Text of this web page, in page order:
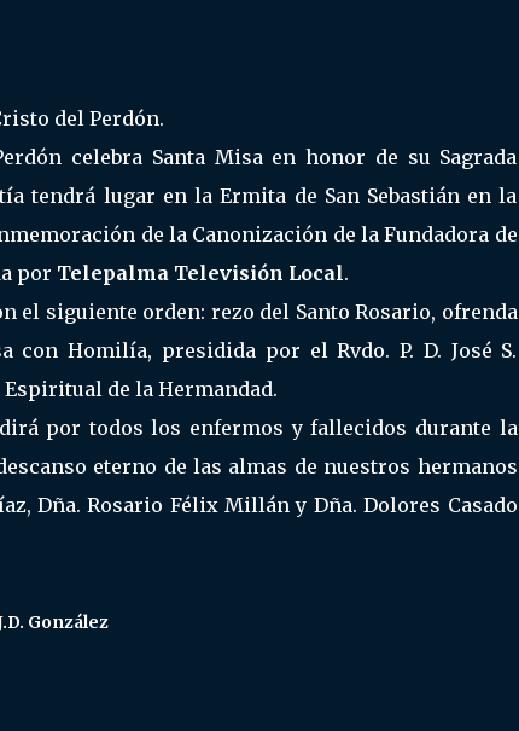
del Perdón.
celebra Santa Misa en honor de su Sagrada
tendrá lugar en la Ermita de San Sebastián en la
de la Canonización de la Fundadora de
por Telepalma Televisión Local.
el siguiente orden: rezo del Santo Rosario, ofrenda
Homilía, presidida por el Rvdo. P. D. José S.
Espiritual de la Hermandad.
por todos los enfermos y fallecidos durante la
eterno de las almas de nuestros hermanos
Dña. Rosario Félix Millán y Dña. Dolores Casado
González